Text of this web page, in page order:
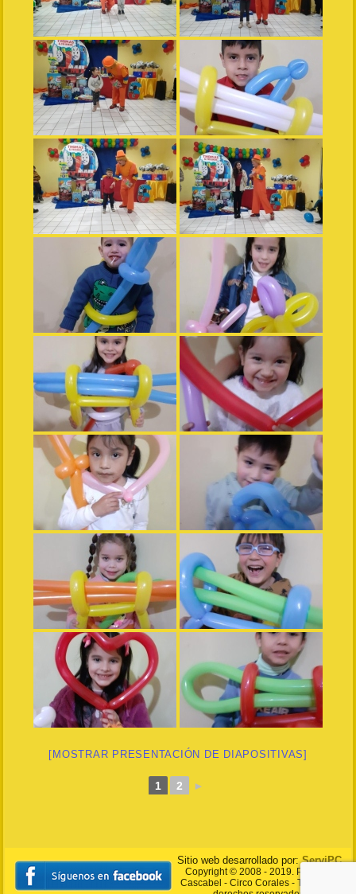
[MOSTRAR PRESENTACIÓN DE DIAPOSITIVAS]
1 2 ►
Sitio web desarrollado por:ServiPC
Copyright © 2008 - 2019. Payasito
Cascabel - Circo Corales - Todos los